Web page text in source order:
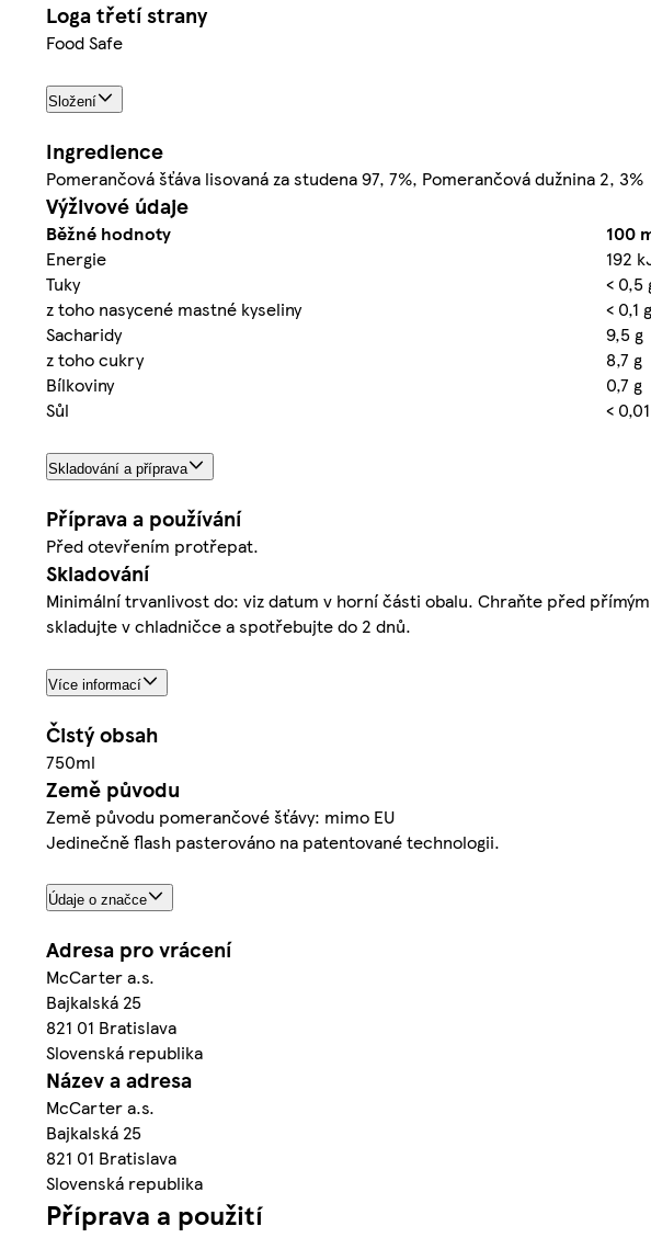
Loga třetí strany
Food Safe
Složení
Ingredience
Pomerančová šťáva lisovaná za studena 97, 7%, Pomerančová dužnina 2, 3%
Výživové údaje
Běžné hodnoty
100
Energie
192
Tuky
< 0,5
z toho nasycené mastné kyseliny
< 0,1 g
Sacharidy
9,5 g
z toho cukry
8,7 g
Bílkoviny
0,7 g
Sůl
<
Skladování a příprava
Příprava a používání
Před otevřením protřepat.
Skladování
Minimální trvanlivost do: viz datum v horní části obalu. Chraňte před
skladujte v chladničce a spotřebujte do 2 dnů.
Více informací
Čistý obsah
750ml
Země původu
Země původu pomerančové šťávy: mimo EU
Jedinečně flash pasterováno na patentované technologii.
Údaje o značce
Adresa pro vrácení
McCarter a.s.
Bajkalská 25
821 01 Bratislava
Slovenská republika
Název a adresa
McCarter a.s.
Bajkalská 25
821 01 Bratislava
Slovenská republika
Příprava a použití